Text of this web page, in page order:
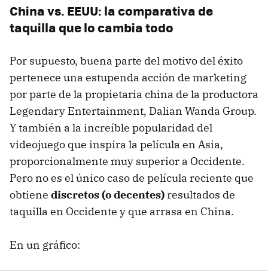
China vs. EEUU: la comparativa de
taquilla que lo cambia todo
Por supuesto, buena parte del motivo del éxito
pertenece una estupenda acción de marketing
por parte de la propietaria china de la productora
Legendary Entertainment, Dalian Wanda Group.
Y también a la increíble popularidad del
videojuego que inspira la película en Asia,
proporcionalmente muy superior a Occidente.
Pero no es el único caso de película reciente que
obtiene discretos (o decentes) resultados de
taquilla en Occidente y que arrasa en China.
En un gráfico: